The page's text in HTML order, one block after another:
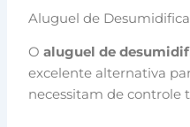
Aluguel de
Oaluguel de
excelente alternativa
necessitam de controle